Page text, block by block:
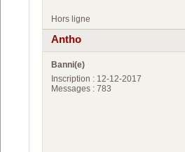
Hors ligne
Antho
Banni(e)
Inscription : 12-12-2017
Messages : 783